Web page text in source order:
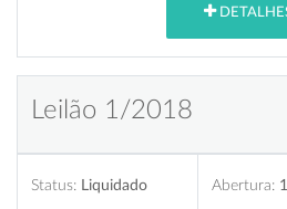
Leilão 1/2018
Status: Liquidado Abertura: